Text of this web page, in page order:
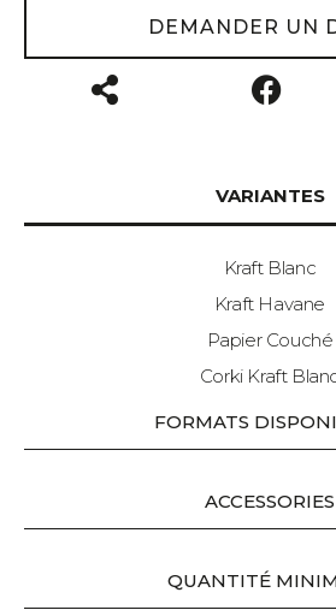
DEMANDER UN
VARIANTES
Kraft Blanc
Kraft Havane
Papier Couché
Corki Kraft
FORMATS
ACCESSORIES
QUANTITÉ